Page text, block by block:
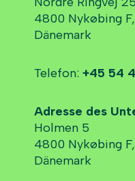
4800 Nykøbing
Dänemark
Telefon: +45 54
Adresse des
Holmen 5
4800 Nykøbing
Dänemark